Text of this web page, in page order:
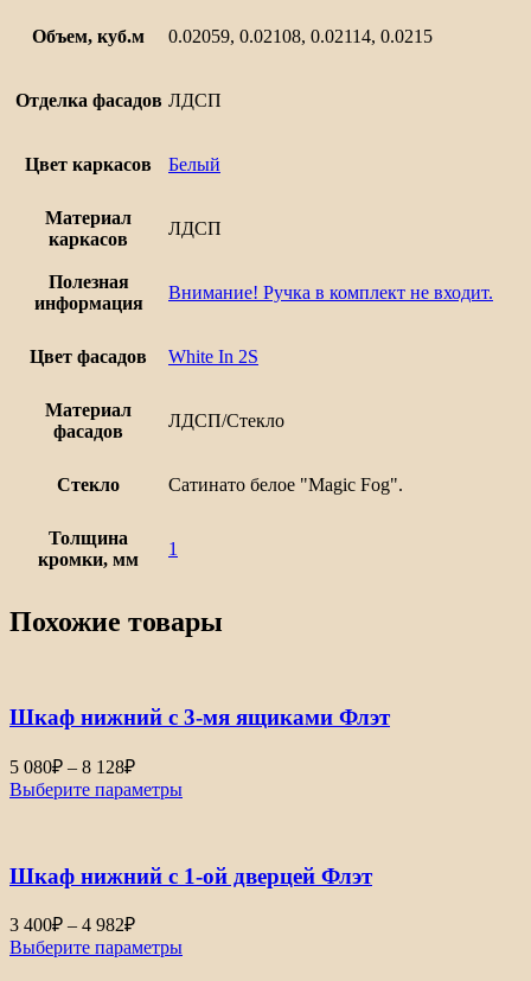
Объем, куб.м 0.02059, 0.02108, 0.02114, 0.0215
Отделка фасадов ЛДСП
Цвет каркасов Белый
Материал
каркасов
ЛДСП
Полезная
информация
Внимание! Ручка в комплект не входит.
Цвет фасадов White In 2S
Материал
фасадов
ЛДСП/Стекло
Стекло Сатинато белое "Magic Fog".
Толщина
кромки, мм
1
Похожие товары
Шкаф нижний с 3-мя ящиками Флэт
5 080₽ – 8 128₽Диапазон
цен:
5
8
Выберите параметры
Шкаф нижний с 1-ой дверцей Флэт
3 400₽ – 4 982₽Диапазон
цен:
3
Выберите параметры